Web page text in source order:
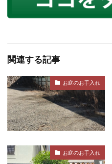
関連する記事
お庭のお手入れ
お庭のお手入れ